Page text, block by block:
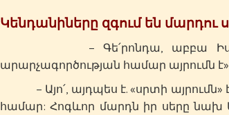
Կենդանիները զգում են մարդու
– Գե՛րոնդա, աբբա
արարչագործության համար այրումն
– Այո՛, այդպես է. «սրտի այրումն»
համար: Հոգևոր մարդն իր սերը նախ